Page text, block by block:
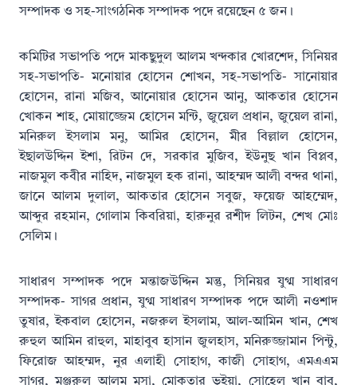
সম্পাদক ও সহ-সাংগঠনিক সম্পাদক পদে রয়েছেন ৫ জন।
কমিটির সভাপতি পদে মাকছুদুল আলম খন্দকার খোরশেদ, সিনিয়র
সহ-সভাপতি- মনোয়ার হোসেন শোখন, সহ-সভাপতি- সানোয়ার
হোসেন, রানা মজিব, আনোয়ার হোসেন আনু, আকতার হোসেন
খোকন শাহ, মোয়াজ্জেম হোসেন মন্টি, জুয়েল প্রধান, জুয়েল রানা,
মনিরুল ইসলাম মনু, আমির হোসেন, মীর বিল্লাল হোসেন,
ইছালউদ্দিন ইশা, রিটন দে, সরকার মুজিব, ইউনুছ খান বিপ্লব,
নাজমুল কবীর নাহিদ, নাজমুল হক রানা, আহম্মদ আলী বন্দর থানা,
জানে আলম দুলাল, আকতার হোসেন সবুজ, ফয়েজ আহম্মেদ,
আব্দুর রহমান, গোলাম কিবরিয়া, হারুনুর রশীদ লিটন, শেখ মোঃ
সেলিম।
সাধারণ সম্পাদক পদে মন্তাজউদ্দিন মন্তু, সিনিয়র যুগ্ম সাধারণ
সম্পাদক- সাগর প্রধান, যুগ্ম সাধারণ সম্পাদক পদে আলী নওশাদ
তুষার, ইকবাল হোসেন, নজরুল ইসলাম, আল-আমিন খান, শেখ
রুহুল আমিন রাহুল, মাহাবুব হাসান জুলহাস, মনিরুজ্জামান পিন্টু,
ফিরোজ আহম্মদ, নুর এলাহী সোহাগ, কাজী সোহাগ, এমএএম
সাগর, মঞ্জুরুল আলম মুসা, মোকতার ভূইয়া, সোহেল খান বাবু,